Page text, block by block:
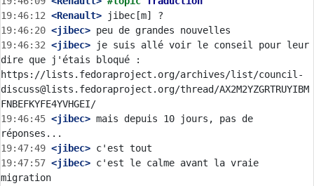
19:46:12 <Renault>
19:46:20 <jibec>
19:46:32 <jibec> je suis allé voir le conseil pour leur
dire que j'étais bloqué :
https://lists.fedoraproject.org/archives/list/council-
discuss@lists.fedoraproject.org/thread/AX2M2YZGRTRUYIBM
19:46:45 <jibec> mais depuis 10 jours, pas de
19:47:49 <jibec>
19:47:57 <jibec> c'est le calme avant la vraie